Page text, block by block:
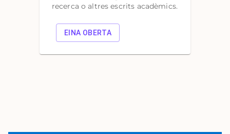
recerca o altres escrits acadèmics.
EINA OBERTA